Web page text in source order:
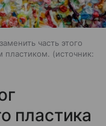
часть этого
пластиком.
источник:
пластика